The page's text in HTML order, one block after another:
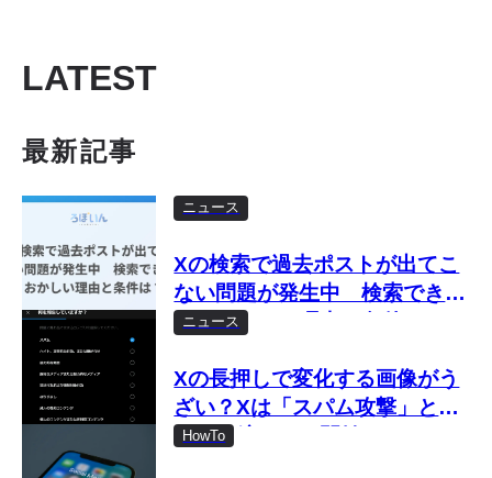
LATEST
最新記事
ニュース
Xの検索で過去ポストが出てこ
ない問題が発生中 検索できな
い・おかしい理由と条件は？
ニュース
Xの長押しで変化する画像がう
ざい？Xは「スパム攻撃」とし
て取り締まりを開始
HowTo